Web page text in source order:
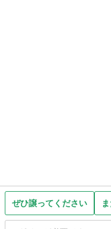
ぜひ譲ってください